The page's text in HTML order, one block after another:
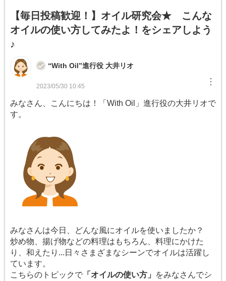
【毎日投稿歓迎！】オイル研究会★ こんな
オイルの使い方してみたよ！をシェアしよう
♪
“With Oil”進行役 大井リオ
2023/05/30 10:45 ︙
みなさん、こんにちは！「With Oil」進行役の大井リオで
す。
みなさんは今日、どんな風にオイルを使いましたか？
炒め物、揚げ物などの料理はもちろん、料理にかけた
り、和えたり...日々さまざまなシーンでオイルは活躍し
ています。
こちらのトピックで 「オイルの使い方」
をみなさんでシ